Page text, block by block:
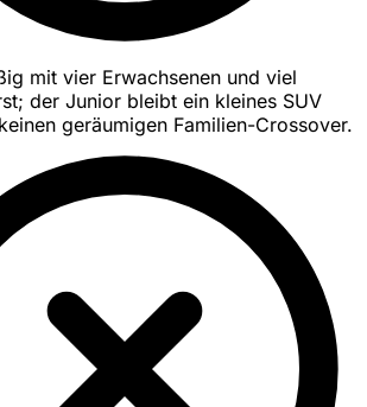
mit vier Erwachsenen und viel
der Junior bleibt ein kleines SUV
geräumigen Familien-Crossover.